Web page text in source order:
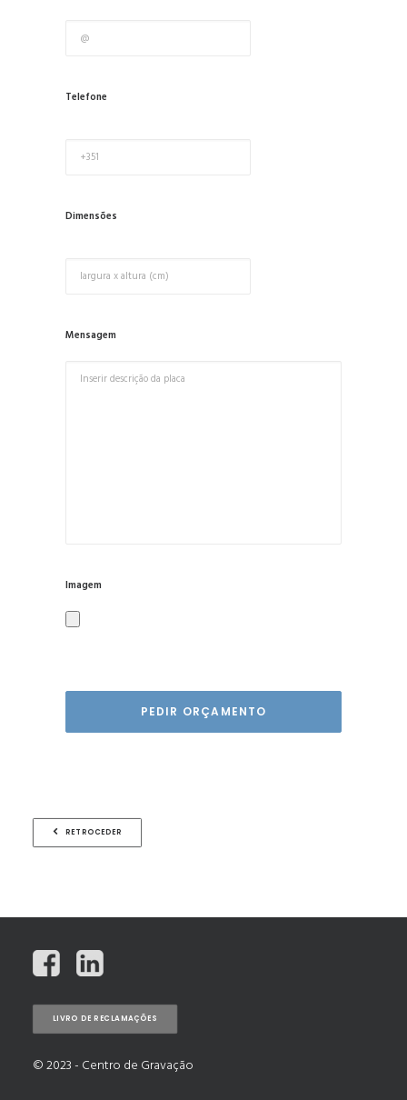
Telefone
Dimensões
Mensagem
Imagem
RETROCEDER
LIVRO DE RECLAMAÇÕES
© 2023 - Centro de Gravação